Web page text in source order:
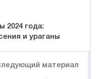
2024 года:
и ураганы
материал